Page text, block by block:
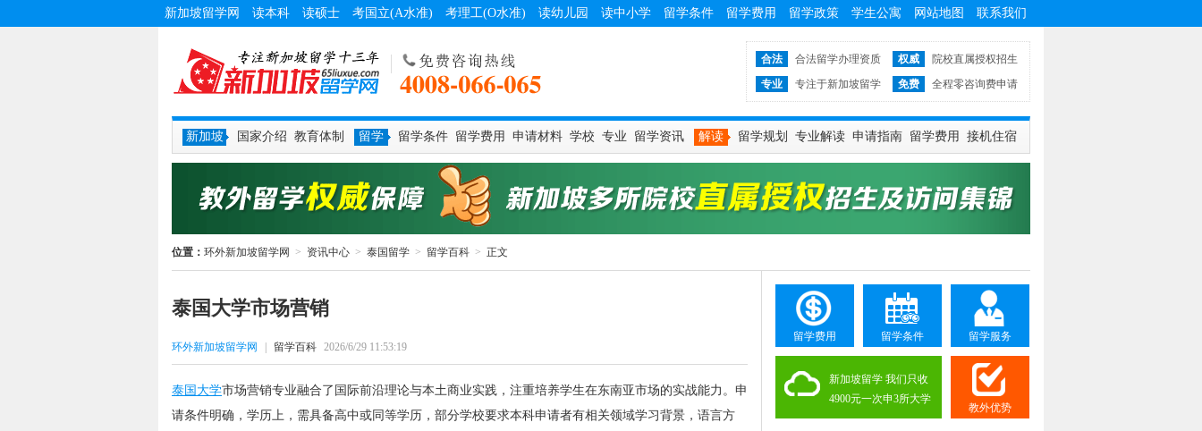
新加坡留学网 读本科 读硕士 考国立(A水准) 考理工(O水准) 读幼儿园 读中小学 留学条件 留学费用 留学政策 学生公寓 网站地图 联系我们
合法 合法留学办理资质 权威
院校直属授权招生
专业
专注于新加坡留学 免费 全程零咨询费申请
新加坡 国家介绍 教育体制 留学 留学条件 留学费用 申请材料 学校 专业 留学资讯 解读 留学规划 专业解读 申请指南 留学费用 接机住宿
位置： 环外新加坡留学网 > 资讯中心 > 泰国留学 > 留学百科 > 正文
泰国大学市场营销
环外新加坡留学网 留学百科 2026/6/29 11:53:19
泰国大学市场营销专业融合了国际前沿理论与本土商业实践，注重培养学生在东南亚市场的实战能力。申
请条件明确，学历上，需具备高中或同等学历，部分学校要求本科申请者有相关领域学习背景，语言方
留学费用 留学条件 留学服务
新加坡留学 我们只收
4900元一次申3所大学
教外优势